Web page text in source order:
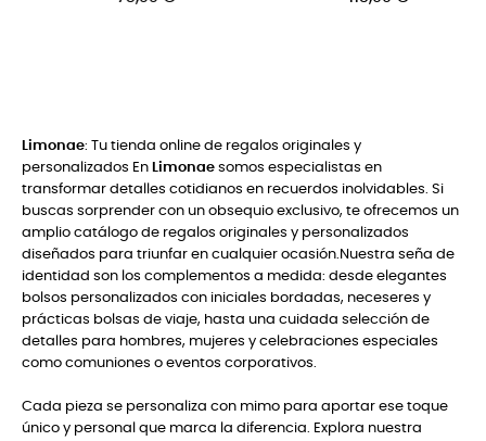
Limonae: Tu tienda online de regalos originales y
personalizados En
Limonae somos especialistas en
transformar detalles cotidianos en recuerdos inolvidables. Si
buscas sorprender con un obsequio exclusivo, te ofrecemos un
amplio catálogo de regalos originales y personalizados
diseñados para triunfar en cualquier ocasión.Nuestra seña de
identidad son los complementos a medida: desde elegantes
bolsos personalizados con iniciales bordadas, neceseres y
prácticas bolsas de viaje, hasta una cuidada selección de
detalles para hombres, mujeres y celebraciones especiales
como comuniones o eventos corporativos.
Cada pieza se personaliza con mimo para aportar ese toque
único y personal que marca la diferencia. Explora nuestra